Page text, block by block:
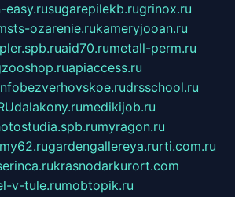
easy.rusugarepilekb.rugrinox.ru
ozarenie.rukameryjooan.ru
aid70.rumetall-perm.ru
apiaccess.ru
bezverhovskoe.rudrsschool.ru
dalakony.rumedikijob.ru
myragon.ru
gardengallereya.rurti.com.ru
krasnodarkurort.com
v-tule.rumobtopik.ru